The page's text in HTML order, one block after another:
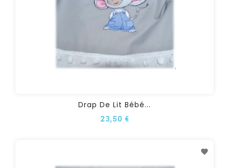
Drap De Lit Bébé...
23,50 €